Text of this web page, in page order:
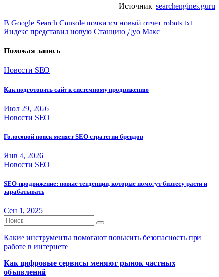
Источник: searchengines.guru
Навигация
по
записям
В Google Search Console появился новый отчет robots.txt
Яндекс представил новую Станцию Дуо Макс
Похожая запись
Новости SEO
Как подготовить сайт к системному продвижению
Июл 29, 2026
Новости SEO
Голосовой поиск меняет SEO-стратегии брендов
Янв 4, 2026
Новости SEO
SEO-продвижение: новые тенденции, которые помогут бизнесу расти и
зарабатывать
Сен 1, 2025
Какие инструменты помогают повысить безопасность при
работе в интернете
Как цифровые сервисы меняют рынок частных
объявлений